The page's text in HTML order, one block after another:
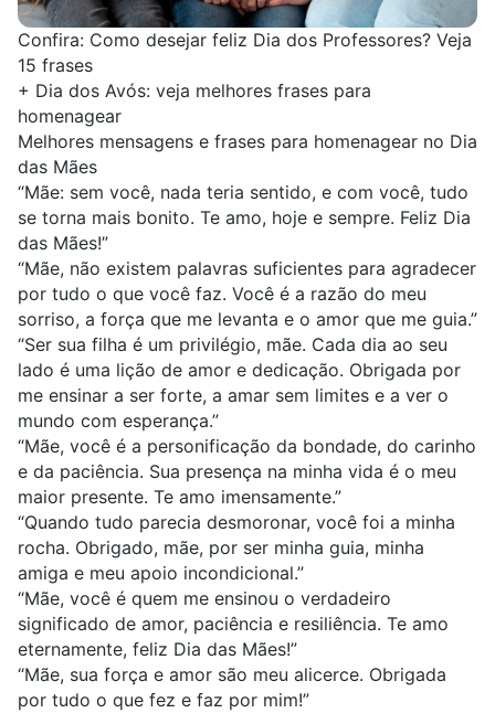
Confira: Como desejar feliz Dia dos Professores? Veja
15 frases
+ Dia dos Avós: veja melhores frases para
homenagear
Melhores mensagens e frases para homenagear no Dia
das Mães
“Mãe: sem você, nada teria sentido, e com você, tudo
se torna mais bonito. Te amo, hoje e sempre. Feliz Dia
das Mães!”
“Mãe, não existem palavras suficientes para agradecer
por tudo o que você faz. Você é a razão do meu
sorriso, a força que me levanta e o amor que me guia.”
“Ser sua filha é um privilégio, mãe. Cada dia ao seu
lado é uma lição de amor e dedicação. Obrigada por
me ensinar a ser forte, a amar sem limites e a ver o
mundo com esperança.”
“Mãe, você é a personificação da bondade, do carinho
e da paciência. Sua presença na minha vida é o meu
maior presente. Te amo imensamente.”
“Quando tudo parecia desmoronar, você foi a minha
rocha. Obrigado, mãe, por ser minha guia, minha
amiga e meu apoio incondicional.”
“Mãe, você é quem me ensinou o verdadeiro
significado de amor, paciência e resiliência. Te amo
eternamente, feliz Dia das Mães!”
“Mãe, sua força e amor são meu alicerce. Obrigada
por tudo o que fez e faz por mim!”